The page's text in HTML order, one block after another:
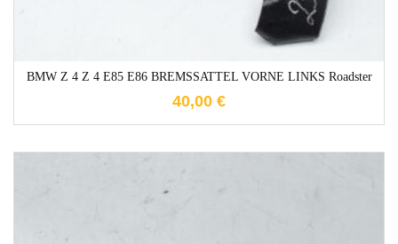
BMW Z 4 Z 4 E85 E86 BREMSSATTEL VORNE LINKS Roadster
40,00 €